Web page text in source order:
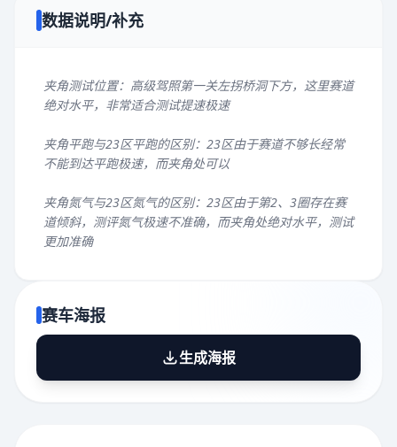
数据说明/补充
夹角测试位置：高级驾照第一关左拐桥洞下方，这里赛道
绝对水平，非常适合测试提速极速
夹角平跑与23区平跑的区别：23区由于赛道不够长经常
不能到达平跑极速，而夹角处可以
夹角氮气与23区氮气的区别：23区由于第2、3圈存在赛
道倾斜，测评氮气极速不准确，而夹角处绝对水平，测试
更加准确
赛车海报
生成海报